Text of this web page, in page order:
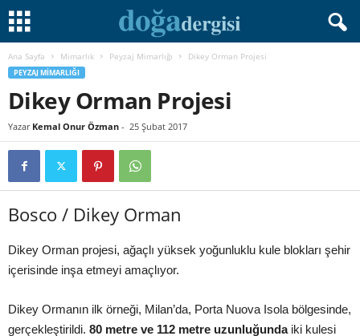
Ana Sayfa Mimarlık Peyzaj Mimarlığı Dikey Orman Projesi
PEYZAJ MIMARLIĞI
Dikey Orman Projesi
Yazar Kemal Onur Özman - 25 Şubat 2017
Bosco / Dikey Orman
Dikey Orman projesi, ağaçlı yüksek yoğunluklu kule blokları şehir
içerisinde inşa etmeyi amaçlıyor.
Dikey Ormanın ilk örneği, Milan’da, Porta Nuova Isola bölgesinde,
gerçekleştirildi. 80 metre ve 112 metre uzunluğundaiki kulesi